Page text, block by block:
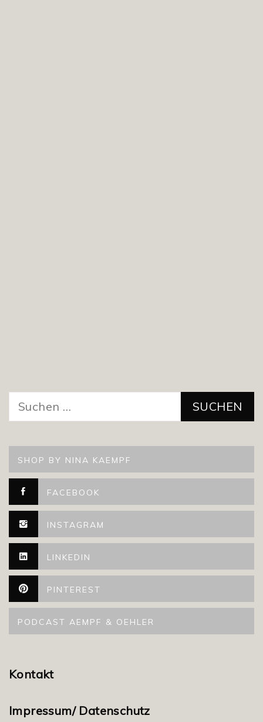
nach:
SHOP BY NINA KAEMPF
FACEBOOK
INSTAGRAM
LINKEDIN
PINTEREST
PODCAST AEMPF & OEHLER
Kontakt
Impressum/ Datenschutz